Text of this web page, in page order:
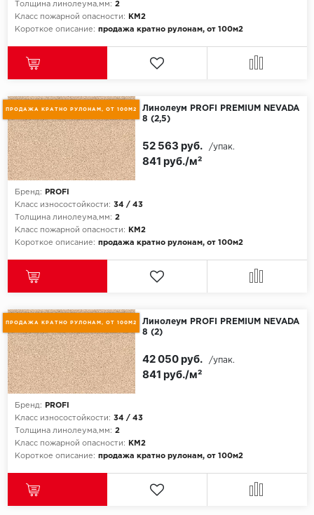
Толщина линолеума,мм: 2
Класс пожарной опасности:
КМ2
Короткое описание: продажа кратно рулонам, от 100м2
ПРОДАЖА КРАТНО РУЛОНАМ, ОТ 100М2
Линолеум PROFI PREMIUM NEVADA
8 (2,5)
Бренд:
PROFI
Класс износостойкости: 34 / 43
Толщина линолеума,мм: 2
Класс пожарной опасности:
КМ2
Короткое описание: продажа кратно рулонам, от 100м2
841 руб./м²
52 563 руб. /упак.
ПРОДАЖА КРАТНО РУЛОНАМ, ОТ 100М2
Линолеум PROFI PREMIUM NEVADA
8 (2)
Бренд:
PROFI
Класс износостойкости: 34 / 43
Толщина линолеума,мм: 2
Класс пожарной опасности:
КМ2
Короткое описание: продажа кратно рулонам, от 100м2
841 руб./м²
42 050 руб. /упак.